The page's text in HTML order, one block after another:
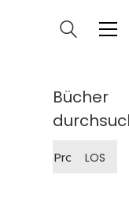
Bücher
nach:
LOS